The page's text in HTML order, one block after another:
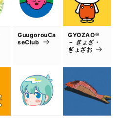
GuugorouCa
seClub
GYOZAO®
－ ぎょざ・
ぎょざお